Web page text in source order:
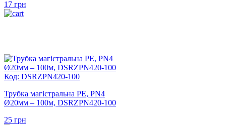
17 грн
Код: DSRZPN420-100
Трубка магістральна PE, PN4
Ø20мм – 100м, DSRZPN420-100
25 грн